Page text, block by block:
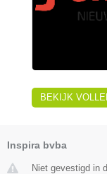
BEKIJK
Inspira bvba
Niet gevestigd in